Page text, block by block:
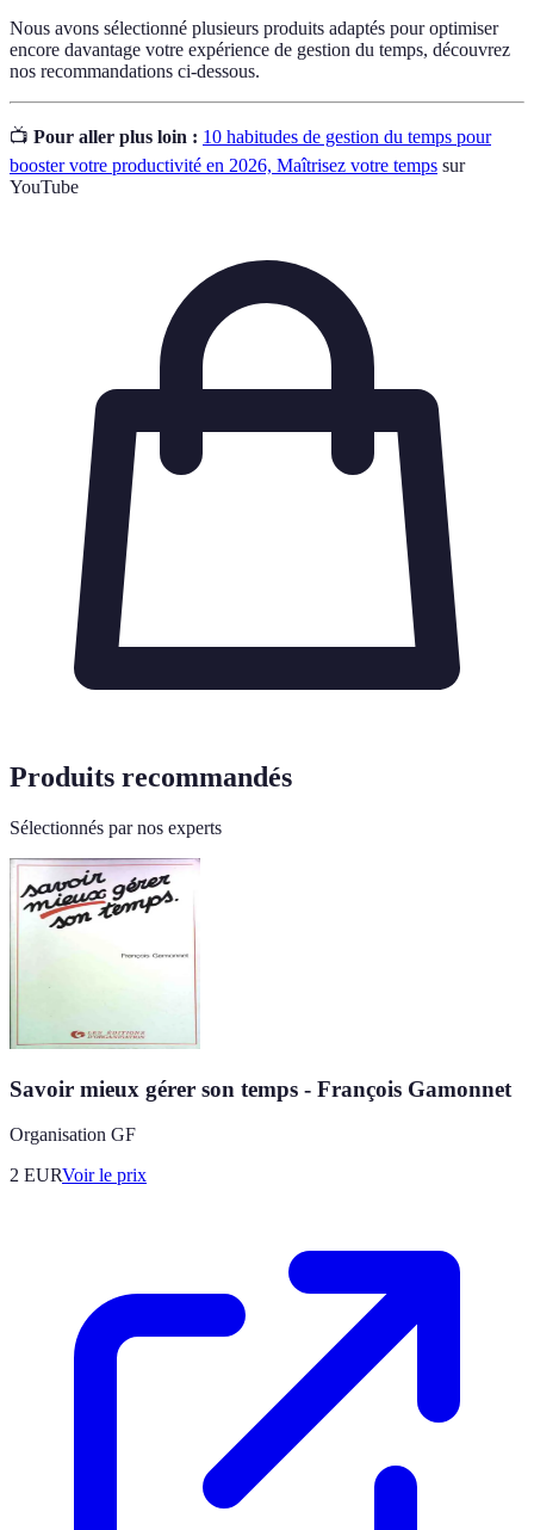
Nous avons sélectionné plusieurs produits adaptés pour optimiser
encore davantage votre expérience de gestion du temps, découvrez
nos recommandations ci-dessous.
📺 Pour aller plus loin : 10 habitudes de gestion du temps pour
booster votre productivité en 2026, Maîtrisez votre temps sur
YouTube
Produits recommandés
Sélectionnés par nos experts
Savoir mieux gérer son temps - François Gamonnet
Organisation GF
2 EURVoir le prix